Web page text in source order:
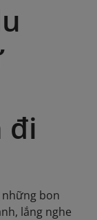
đi
những bon
lắng nghe